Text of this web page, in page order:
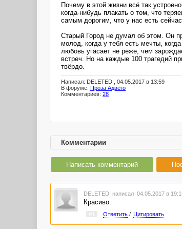
Почему в этой жизни всё так
когда-нибудь плакать о том, что
самым дорогим, что у нас есть сейчас.
Старый Город не думал об этом. Он
молод, когда у тебя есть мечты,
любовь угасает не реже, чем
встреч. Но на каждые 100 трагедий
твёрдо.
Написал: DELETED , 04.05.2017 в 13:59
В форуме: Проза Адвего
Комментариев: 28
Комментарии
Написать комментарий
DELETED написал 04.05.2017 в
Красиво.
Ответить/ Цитировать